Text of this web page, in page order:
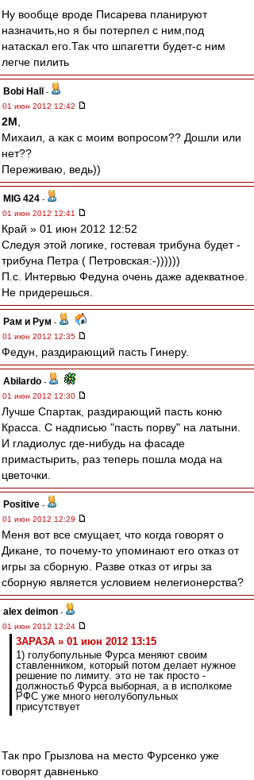
Ну вообще вроде Писарева планируют
назначить,но я бы потерпел с ним,под
натаскал его.Так что шпагетти будет-с ним
легче пилить
Bobi Hall
-
01 июн 2012 12:42
2M
Михаил, а как с моим вопросом?? Дошли или
нет??
Переживаю, ведь))
MIG 424 -
01 июн 2012 12:41
Край » 01 июн 2012 12:52
Следуя этой логике, гостевая трибуна будет -
трибуна Петра ( Петровская:-))))))
П.с. Интервью Федуна очень даже адекватное.
Не придерешься.
Рам и Рум -
01 июн 2012 12:35
Федун, раздирающий пасть Гинеру.
Abilardo -
01 июн 2012 12:30
Лучше Спартак, раздирающий пасть коню
Красса. С надписью "пасть порву" на латыни.
И гладиолус где-нибудь на фасаде
примастырить, раз теперь пошла мода на
цветочки.
Positive -
01 июн 2012 12:29
Меня вот все смущает, что когда говорят о
Дикане, то почему-то упоминают его отказ от
игры за сборную. Разве отказ от игры за
сборную является условием нелегионерства?
alex deimon -
01 июн 2012 12:24
3APA3A » 01 июн 2012 13:15
1) голубопульные Фурса меняют своим
ставленником, который потом делает нужное
решение по лимиту. это не так просто -
должностьб Фурса выборная, а в исполкоме
РФС уже много неголубопульных
присутствует
Так про Грызлова на место Фурсенко уже
говорят давненько